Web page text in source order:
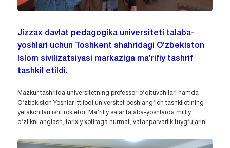
Jizzax davlat pedagogika universiteti talaba-
yoshlari uchun Toshkent shahridagi O‘zbekiston
Islom sivilizatsiyasi markaziga ma’rifiy tashrif
tashkil etildi.
Mazkur tashrifda universitetning professor-o‘qituvchilari hamda
O‘zbekiston Yoshlar ittifoqi universitet boshlang‘ich tashkilotining
yetakchilari ishtirok etdi. Ma’rifiy safar talaba-yoshlarda milliy
o‘zlikni anglash, tarixiy xotiraga hurmat, vatanparvarlik tuyg‘ularini...